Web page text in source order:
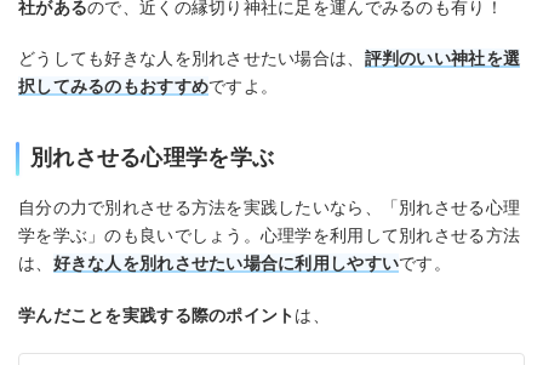
社があるので、近くの縁切り神社に足を運んでみるのも有り！
どうしても好きな人を別れさせたい場合は、 評判のいい神社を選
択してみるのもおすすめですよ。
別れさせる心理学を学ぶ
自分の力で別れさせる方法を実践したいなら、「別れさせる心理
学を学ぶ」のも良いでしょう。心理学を利用して別れさせる方法
は、 好きな人を別れさせたい場合に利用しやすいです。
学んだことを実践する際のポイントは、